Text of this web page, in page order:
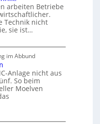
arbeiten Betriebe
Technik nicht
sie ist…
im Abbund
Anlage nicht aus
So beim
Moelven